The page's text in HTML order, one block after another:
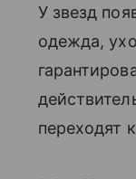
У звезд
одежда,
переходят